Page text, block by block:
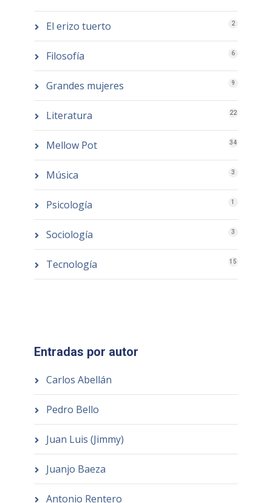
El erizo tuerto 2
Filosofía 6
Grandes mujeres 9
Literatura 22
Mellow Pot 34
Música 3
Psicología 1
Sociología 3
Tecnología 15
Entradas por autor
Carlos Abellán
Pedro Bello
Juan Luis (Jimmy)
Juanjo Baeza
Antonio Rentero